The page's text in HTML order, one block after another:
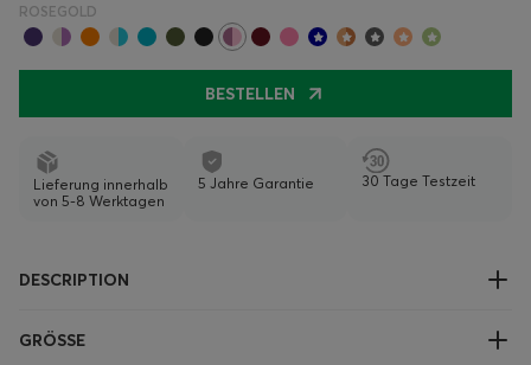
ROSEGOLD
BESTELLEN
Lieferung innerhalb
von 5-8 Werktagen
5 Jahre Garantie 30 Tage Testzeit
DESCRIPTION
GRÖSSE